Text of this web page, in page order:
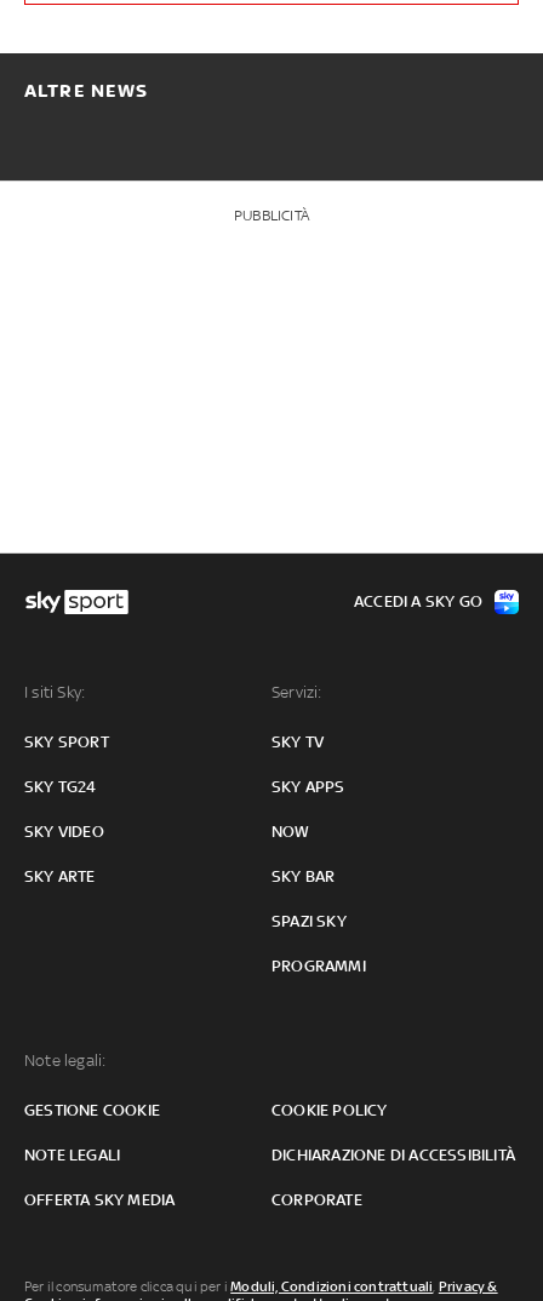
ALTRE NEWS
PUBBLICITÀ
I siti Sky:
SKY SPORT
SKY TG24
SKY VIDEO
SKY ARTE
Servizi:
SKY TV
SKY APPS
NOW
SKY BAR
SPAZI SKY
PROGRAMMI
Note legali:
GESTIONE COOKIE COOKIE POLICY
NOTE LEGALI DICHIARAZIONE DI ACCESSIBILITÀ
OFFERTA SKY MEDIA CORPORATE
ACCEDI A SKY GO
Per il consumatore clicca qui per iModuli, Condizioni contrattuali, Privacy &